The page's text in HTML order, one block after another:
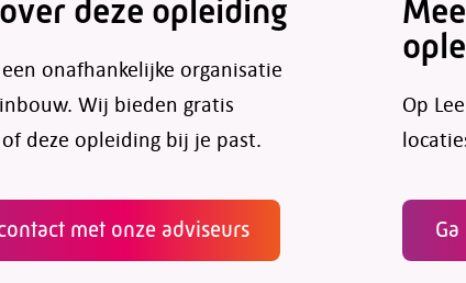
deze opleiding
onafhankelijke organisatie
Wij bieden gratis
deze opleiding bij je past.
met onze adviseurs
Op